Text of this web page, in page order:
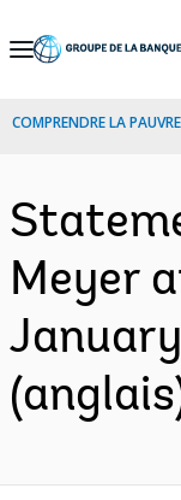
Skip
Navigation
COMPRENDRE LA
Meyer